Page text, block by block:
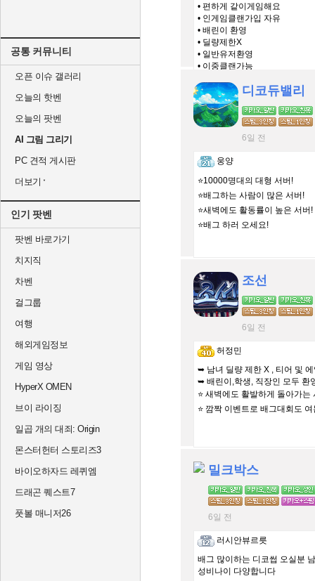
공통 커뮤니티
오픈 이슈 갤러리
오늘의 핫벤
오늘의 팟벤
AI 그림 그리기
PC 견적 게시판
더보기
인기 팟벤
팟벤 바로가기
치지직
차벤
걸그룹
여행
해외게임정보
게임 영상
HyperX OMEN
브이 라이징
일곱 개의 대죄: Origin
몬스터헌터 스토리즈3
바이오하자드 레퀴엠
드래곤 퀘스트7
풋볼 매니저26
• 편하게 같이게임해요
• 인게임클랜가입 자유
• 배린이 환영
• 딜량제한X
• 일반유저환영
• 이중클랜가능
• 자유로운분위기디코듀밸리
6일 전
웅양
⭐️10000명대의 대형 서버!
⭐️배그하는 사람이 많은 서버!
⭐️새벽에도 활동률이 높은 서버!
⭐️배그 하러 오세요!
조선
6일 전
허정민
➥ 남녀 딜량 제한 X , 티어 및
➥ 배린이,학생, 직장인 모두 환영
⭐️ 새벽에도 활발하게 돌아가는
⭐️ 깜짝 이벤트로 배그대회도
밀크박스
6일 전
러시안뷰르릇
배그 많이하는 디코썹 오실분
성비나이 다양합니다